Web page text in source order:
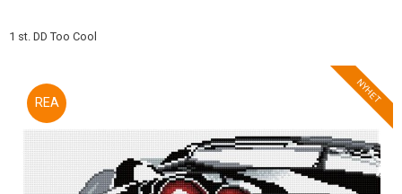
1 st. DD Too Cool
30 NYHET